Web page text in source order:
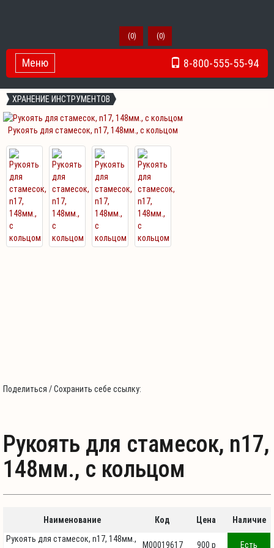
(0) (0)
8-800-555-55-94
Toggle Navigation
Меню
ХРАНЕНИЕ ИНСТРУМЕНТОВ
Рукоять для стамесок, n17, 148мм., с кольцом
Поделиться / Сохранить себе ссылку:
Рукоять для стамесок, n17,
148мм., с кольцом
Наименование Код Цена
Наличие
Рукоять для стамесок, n17, 148мм.,
М00019617 900 p Есть